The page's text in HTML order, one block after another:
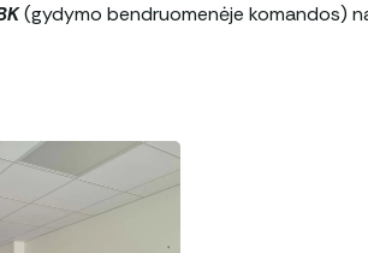
(gydymo bendruomenėje komandos)